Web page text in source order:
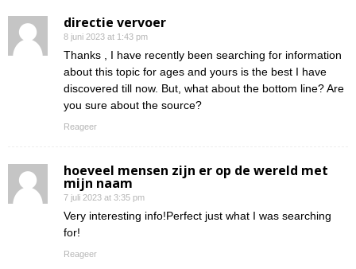
directie vervoer
8 juni 2023 at 1:43 pm
Thanks , I have recently been searching for information
about this topic for ages and yours is the best I have
discovered till now. But, what about the bottom line? Are
you sure about the source?
Reageer
hoeveel mensen zijn er op de wereld met
mijn naam
7 juli 2023 at 3:35 pm
Very interesting info!Perfect just what I was searching
for!
Reageer